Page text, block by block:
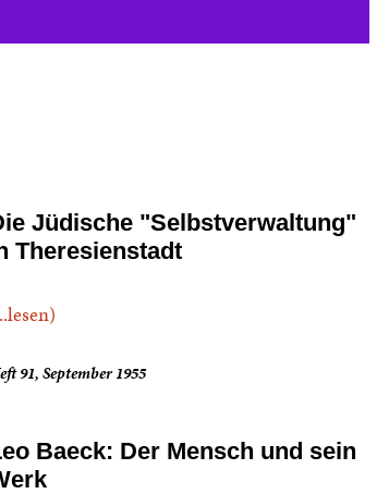
Jüdische "Selbstverwaltung"
Theresienstadt
91, September 1955
Baeck: Der Mensch und sein